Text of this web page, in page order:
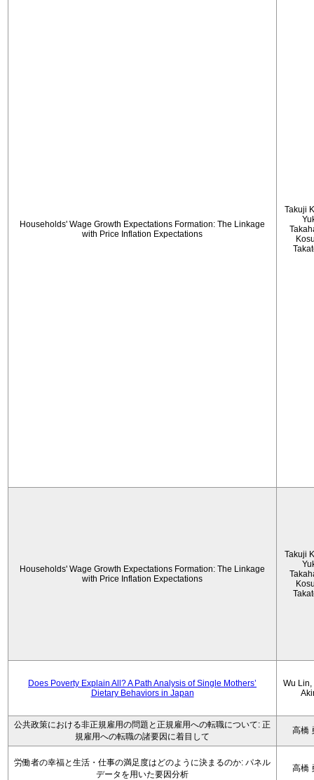
Households' Wage Growth Expectations Formation: The Linkage
with Price Inflation Expectations
Takuji
Households' Wage Growth Expectations Formation: The Linkage
with Price Inflation Expectations
Takuji
Does Poverty Explain All? A Path Analysis of Single Mothers’
Dietary Behaviors in Japan
Wu Lin,
公共政策における非正規雇用の問題と正規雇用への転職について: 正
規雇用への転職の諸要因に着目して
高橋
労働者の幸福と生活・仕事の満足度はどのように決まるのか: パネル
データを用いた要因分析
高橋